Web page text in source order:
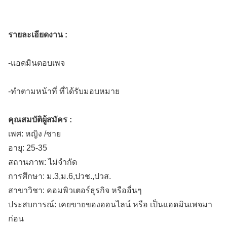
รายละเอียดงาน :
-แอดมินตอบเพจ
-ทำตามหน้าที่ ที่ได้รับมอบหมาย
คุณสมบัติผู้สมัคร :
เพศ: หญิง /ชาย
อายุ: 25-35
สถานภาพ: ไม่จำกัด
การศึกษา: ม.3,ม.6,ปวช.,ปวส.
สาขาวิชา: คอมพิวเตอร์ธุรกิจ หรืออื่นๆ
ประสบการณ์: เคยขายของออนไลน์ หรือ เป็นแอดมินเพจมา
ก่อน